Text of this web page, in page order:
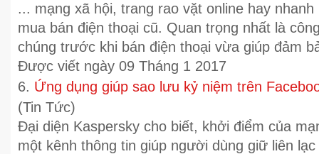
... mạng xã hội, trang rao vặt online hay
mua bán điện thoại cũ. Quan trọng nhất là
chúng trước khi bán điện thoại vừa giúp đảm
Được viết ngày 09 Tháng 1 2017
6. Ứng dụng giúp sao lưu kỷ niệm trên
(Tin Tức)
Đại diện Kaspersky cho biết, khởi điểm của
một kênh thông tin giúp người dùng giữ liên